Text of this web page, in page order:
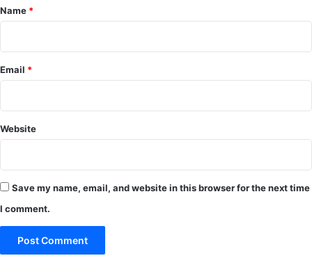
*
Name *
Email *
Website
Save my name, email, and website in this browser for the next time
I comment.